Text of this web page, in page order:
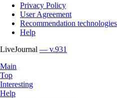
Privacy Policy
User Agreement
Recommendation technologies
Help
LiveJournal — v.931
Main
Top
Interesting
Help